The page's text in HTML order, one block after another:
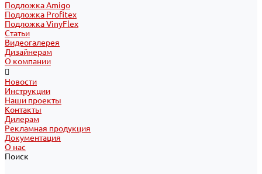
Подложка Amigo
Подложка Profitex
Подложка VinyFlex
Статьи
Видеогалерея
Дизайнерам
О компании
Новости
Инструкции
Наши проекты
Контакты
Дилерам
Рекламная продукция
Документация
О нас
Поиск